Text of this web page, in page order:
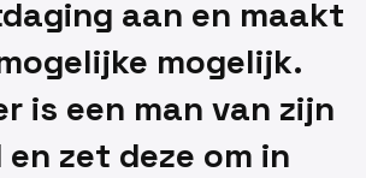
aan en maakt
mogelijk.
is een man van zijn
zet deze om in